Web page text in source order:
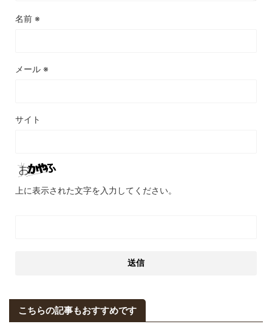
名前 ※
メール ※
サイト
上に表示された文字を入力してください。
こちらの記事もおすすめです